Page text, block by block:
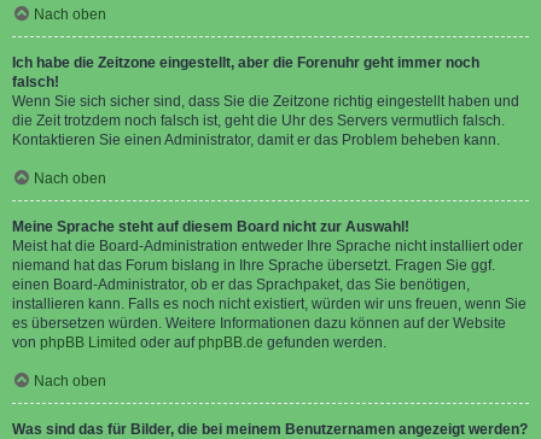
Nach oben
Ich habe die Zeitzone eingestellt, aber die Forenuhr geht immer noch
falsch!
Wenn Sie sich sicher sind, dass Sie die Zeitzone richtig eingestellt haben und
die Zeit trotzdem noch falsch ist, geht die Uhr des Servers vermutlich falsch.
Kontaktieren Sie einen Administrator, damit er das Problem beheben kann.
Nach oben
Meine Sprache steht auf diesem Board nicht zur Auswahl!
Meist hat die Board-Administration entweder Ihre Sprache nicht installiert oder
niemand hat das Forum bislang in Ihre Sprache übersetzt. Fragen Sie ggf.
einen Board-Administrator, ob er das Sprachpaket, das Sie benötigen,
installieren kann. Falls es noch nicht existiert, würden wir uns freuen, wenn Sie
es übersetzen würden. Weitere Informationen dazu können auf der Website
von phpBB Limited oder aufphpBB.de gefunden werden.
Nach oben
Was sind das für Bilder, die bei meinem Benutzernamen angezeigt werden?